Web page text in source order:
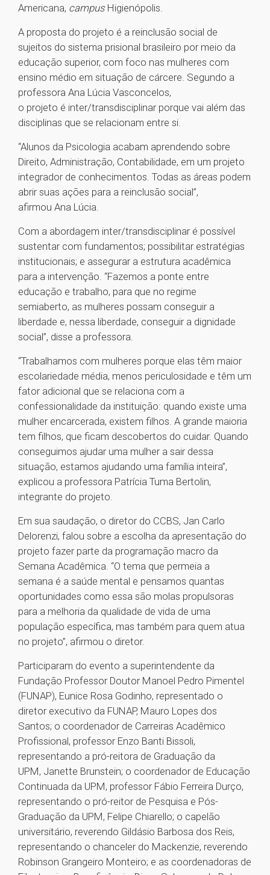
Americana, campus Higienópolis.
A proposta do projeto é a reinclusão social de
sujeitos do sistema prisional brasileiro por meio da
educação superior, com foco nas mulheres com
ensino médio em situação de cárcere. Segundo a
professora Ana Lúcia Vasconcelos,
o projeto é inter/transdisciplinar porque vai além das
disciplinas que se relacionam entre si.
“Alunos da Psicologia acabam aprendendo sobre
Direito, Administração, Contabilidade, em um projeto
integrador de conhecimentos. Todas as áreas podem
abrir suas ações para a reinclusão social”,
afirmou Ana Lúcia.
Com a abordagem inter/transdisciplinar é possível
sustentar com fundamentos; possibilitar estratégias
institucionais; e assegurar a estrutura acadêmica
para a intervenção. “Fazemos a ponte entre
educação e trabalho, para que no regime
semiaberto, as mulheres possam conseguir a
liberdade e, nessa liberdade, conseguir a dignidade
social”, disse a professora.
“Trabalhamos com mulheres porque elas têm maior
escolariedade média, menos periculosidade e têm um
fator adicional que se relaciona com a
confessionalidade da instituição: quando existe uma
mulher encarcerada, existem filhos. A grande maioria
tem filhos, que ficam descobertos do cuidar. Quando
conseguimos ajudar uma mulher a sair dessa
situação, estamos ajudando uma família inteira”,
explicou a professora Patrícia Tuma Bertolin,
integrante do projeto.
Em sua saudação, o diretor do CCBS, Jan Carlo
Delorenzi, falou sobre a escolha da apresentação do
projeto fazer parte da programação macro da
Semana Acadêmica. “O tema que permeia a
semana é a saúde mental e pensamos quantas
oportunidades como essa são molas propulsoras
para a melhoria da qualidade de vida de uma
população específica, mas também para quem atua
no projeto”, afirmou o diretor.
Participaram do evento a superintendente da
Fundação Professor Doutor Manoel Pedro Pimentel
(FUNAP), Eunice Rosa Godinho, representado o
diretor executivo da FUNAP, Mauro Lopes dos
Santos; o coordenador de Carreiras Acadêmico
Profissional, professor Enzo Banti Bissoli,
representando a pró-reitora de Graduação da
UPM, Janette Brunstein; o coordenador de Educação
Continuada da UPM, professor Fábio Ferreira Durço,
representando o pró-reitor de Pesquisa e Pós-
Graduação da UPM, Felipe Chiarello; o capelão
universitário, reverendo Gildásio Barbosa dos Reis,
representando o chanceler do Mackenzie, reverendo
Robinson Grangeiro Monteiro; e as coordenadoras de